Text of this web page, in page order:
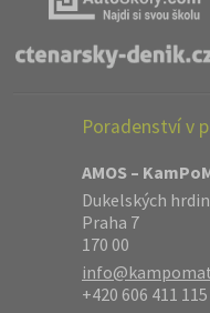
Poradenství v
AMOS –
Dukelských
Praha 7
170 00
+420 606 411 115